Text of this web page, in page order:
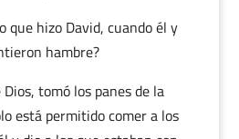
que hizo David, cuando él y
hambre?
tomó los panes de la
está permitido comer a los